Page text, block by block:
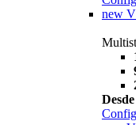
new